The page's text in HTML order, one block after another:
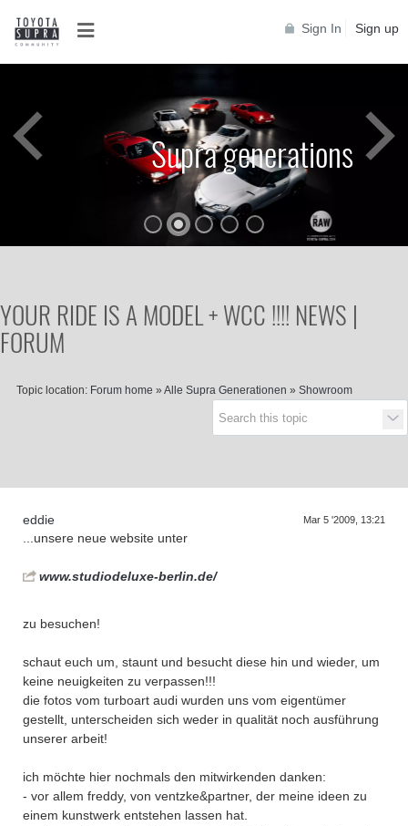
Sign In Sign up
Supra generations
YOUR RIDE IS A MODEL + WCC !!!! NEWS |
FORUM
Topic location: Forum home » Alle Supra Generationen » Showroom
eddie Mar 5 '2009, 13:21
...unsere neue website unter
www.studiodeluxe-berlin.de/
zu besuchen!
schaut euch um, staunt und besucht diese hin und wieder, um
keine neuigkeiten zu verpassen!!!
die fotos vom turboart audi wurden uns vom eigentümer
gestellt, unterscheiden sich weder in qualität noch ausführung
unserer arbeit!
ich möchte hier nochmals den mitwirkenden danken:
- vor allem freddy, von ventzke&partner, der meine ideen zu
einem kunstwerk entstehen lassen hat.